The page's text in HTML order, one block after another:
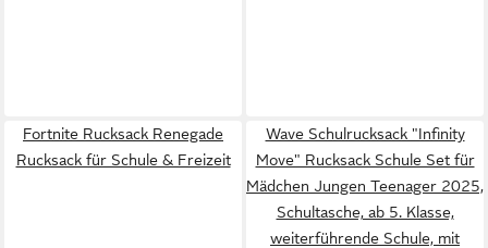
Fortnite Rucksack Renegade
Rucksack für Schule & Freizeit
Wave Schulrucksack "Infinity
Move" Rucksack Schule Set für
Mädchen Jungen Teenager 2025,
Schultasche, ab 5. Klasse,
weiterführende Schule, mit